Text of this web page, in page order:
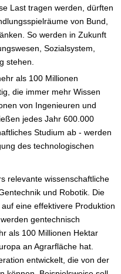
Last tragen werden, dürften
von Bund,
So werden in Zukunft
Sozialsystem,
stehen.
als 100 Millionen
die immer mehr Wissen
von Ingenieuren und
jedes Jahr 600.000
Studium ab - werden
des technologischen
relevante wissenschaftliche
und Robotik. Die
eine effektivere Produktion
gentechnisch
als 100 Millionen Hektar
an Agrarfläche hat.
entwickelt, die von der